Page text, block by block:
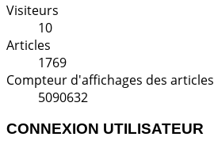
Visiteurs
10
Articles
1769
Compteur d'affichages des articles
5090632
CONNEXION UTILISATEUR